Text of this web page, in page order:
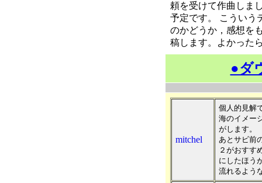
頼を受けて作曲しま
予定です。 こういう
のかどうか，感想を
稿します。よかった
●ダ
mitchel
個人的見解
海のイメー
がします。
あとサビ前
２がおすす
にしたほう
流れるよう